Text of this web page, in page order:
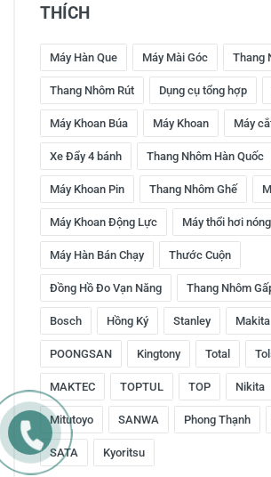
THÍCH
Máy Hàn Que Máy Mài Góc Thang
Thang Nhôm Rút Dụng cụ tổng hợp
Máy Khoan Búa Máy Khoan Máy
Xe Đẩy 4 bánh Thang Nhôm Hàn Quốc
Máy Khoan Pin Thang Nhôm Ghế
Máy Khoan Động Lực Máy thổi hơi nóng
Máy Hàn Bán Chạy Thước Cuộn
Đồng Hồ Đo Vạn Năng Thang Nhôm
Bosch Hồng Ký Stanley Makita
POONGSAN Kingtony Total
MAKTEC TOPTUL TOP Nikita
Mitutoyo SANWA Phong Thạnh
SATA Kyoritsu